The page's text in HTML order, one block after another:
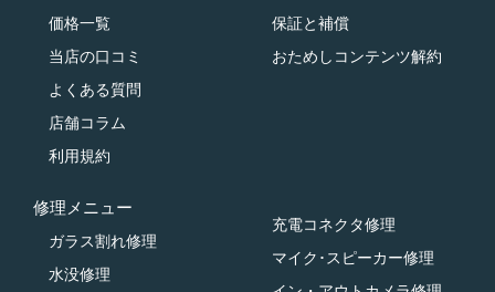
価格一覧
当店の口コミ
よくある質問
店舗コラム
利用規約
保証と補償
おためしコンテンツ解約
修理メニュー
ガラス割れ修理
水没修理
充電コネクタ修理
マイク･スピーカー修理